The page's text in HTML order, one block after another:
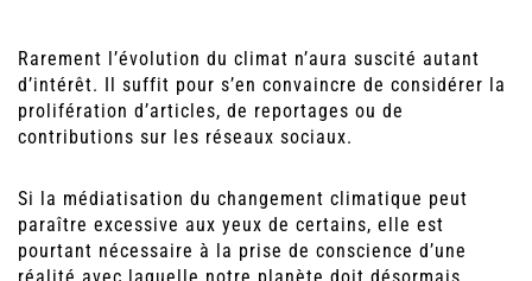
Rarement l’évolution du climat n’aura suscité autant
d’intérêt. Il suffit pour s’en convaincre de considérer la
prolifération d’articles, de reportages ou de
contributions sur les réseaux sociaux.
Si la médiatisation du changement climatique peut
paraître excessive aux yeux de certains, elle est
pourtant nécessaire à la prise de conscience d’une